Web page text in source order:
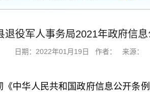
退役军人事务局2021年政府信
日期：2022年01月19日 作者： 来源：
中华人民共和国政府信息公开条